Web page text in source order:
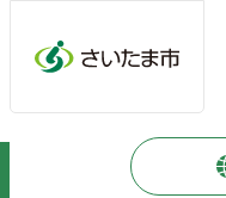
暮らし・手続
建築協定制度